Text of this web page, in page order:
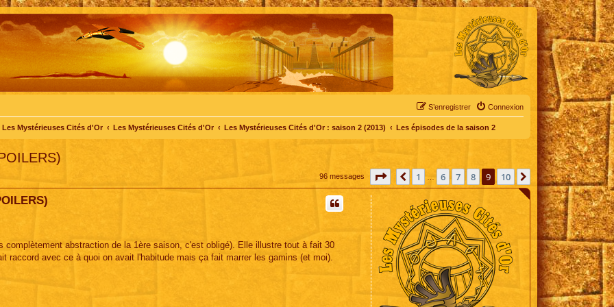
Connexion
S’enregistrer
Les Mystérieuses Cités d'Or Les Mystérieuses Cités d'Or Les Mystérieuses Cités d'Or : saison 2 (2013) Les épisodes de la saison 2
96 messages Page sur10
Précédente
1 6 7 8 9 10 Suivante
abstraction de la 1ère saison, c'est obligé). Elle illustre tout à fait 30
raccord avec ce à quoi on avait l'habitude mais ça fait marrer les gamins (et moi).